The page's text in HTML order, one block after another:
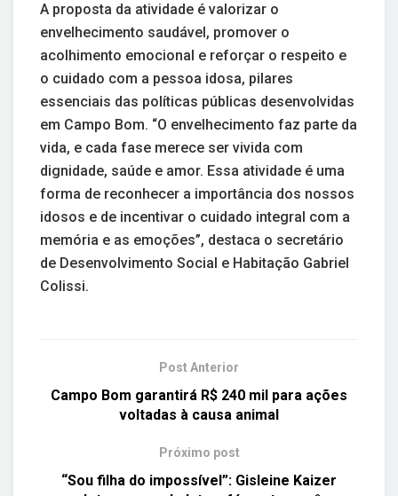
A proposta da atividade é valorizar o
envelhecimento saudável, promover o
acolhimento emocional e reforçar o respeito e
o cuidado com a pessoa idosa, pilares
essenciais das políticas públicas desenvolvidas
em Campo Bom. “O envelhecimento faz parte da
vida, e cada fase merece ser vivida com
dignidade, saúde e amor. Essa atividade é uma
forma de reconhecer a importância dos nossos
idosos e de incentivar o cuidado integral com a
memória e as emoções”, destaca o secretário
de Desenvolvimento Social e Habitação Gabriel
Colissi.
Post Anterior
Campo Bom garantirá R$ 240 mil para ações
voltadas à causa animal
Próximo post
“Sou filha do impossível”: Gisleine Kaizer